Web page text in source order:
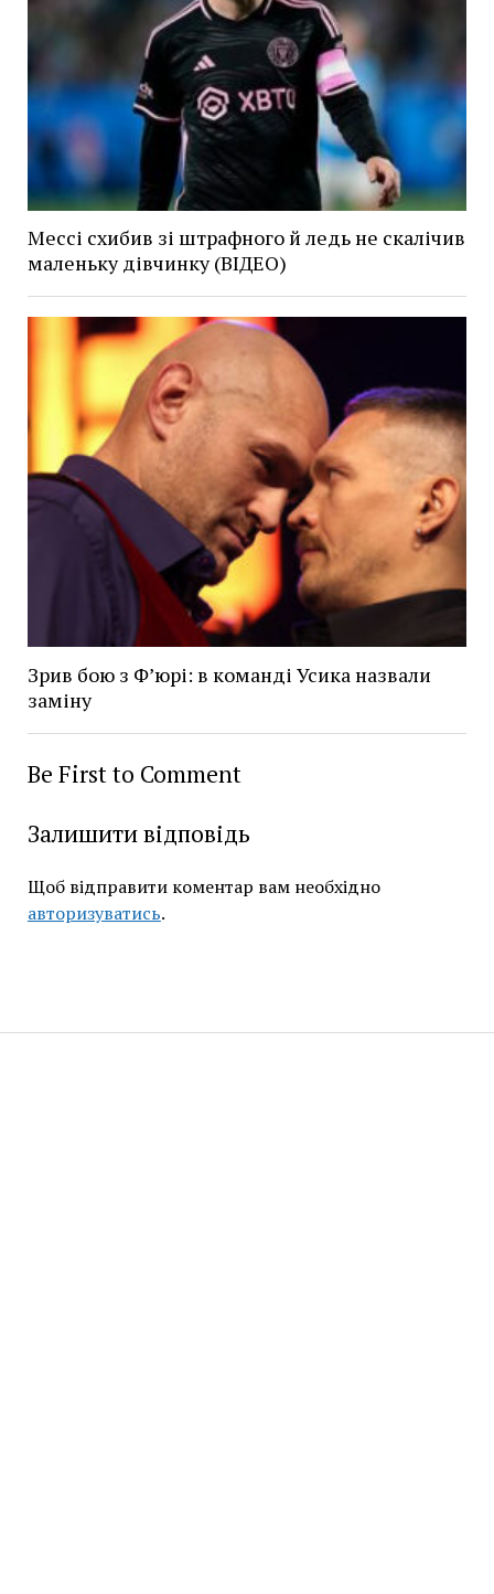
Мессі схибив зі штрафного й ледь не скалічив
маленьку дівчинку (ВІДЕО)
Зрив бою з Ф’юрі: в команді Усика назвали
заміну
Be First to Comment
Залишити відповідь
Щоб відправити коментар вам необхідно
авторизуватись.